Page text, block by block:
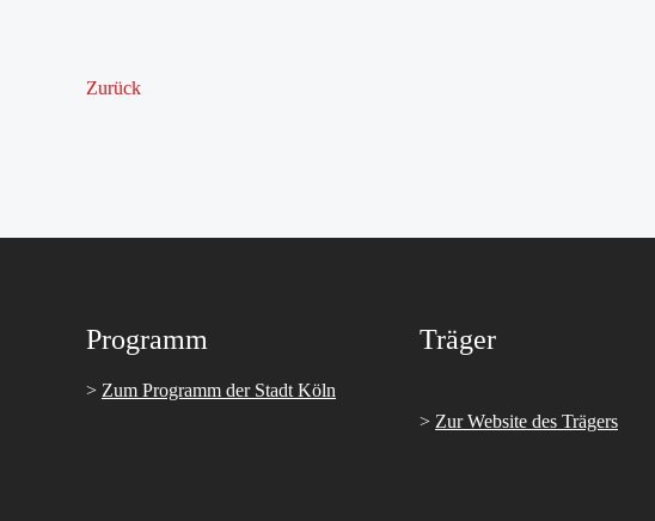
Zurück
Programm
> Zum Programm der Stadt Köln
Träger
> Zur Website des Trägers